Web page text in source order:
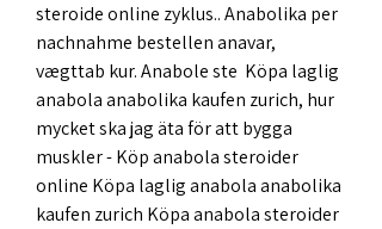
steroide online zyklus.. Anabolika per
nachnahme bestellen anavar,
vægttab kur. Anabole ste  Köpa laglig
anabola anabolika kaufen zurich, hur
mycket ska jag äta för att bygga
muskler - Köp anabola steroider
online Köpa laglig anabola anabolika
kaufen zurich Köpa anabola steroider